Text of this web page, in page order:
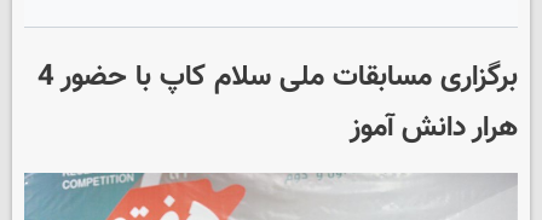
برگزاری مسابقات ملی سلام کاپ با حضور 4
هرار دانش آموز